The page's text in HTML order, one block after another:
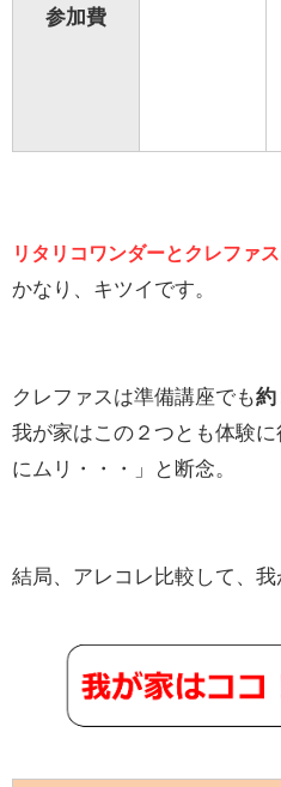
参加費
リタリコワンダーとクレファ
かなり、キツイです。
クレファスは準備講座でも約
我が家はこの２つとも体験
にムリ・・・」と断念。
結局、アレコレ比較して、我